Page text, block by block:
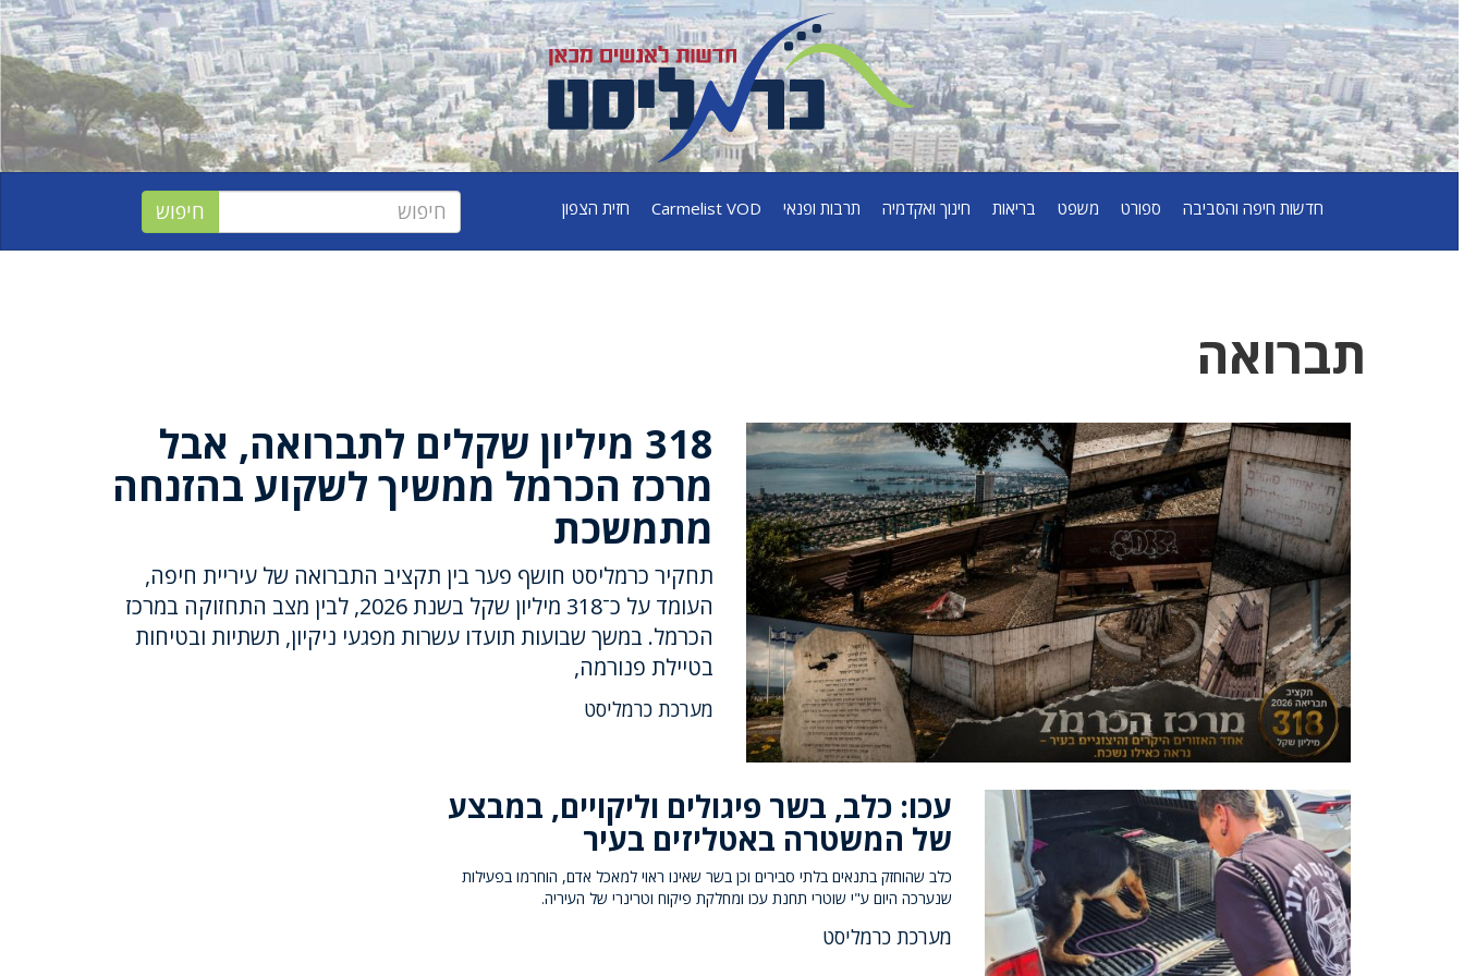
חדשות חיפה והסביבה ספורט משפט בריאות חינוך ואקדמיה תרבות ופנאי Carmelist VOD חזית הצפון
תברואה
318 מיליון שקלים לתברואה, אבל
מרכז הכרמל ממשיך לשקוע בהזנחה
מתמשכת
תחקיר כרמליסט חושף פער בין תקציב התברואה של עיריית חיפה,
העומד על כ־318 מיליון שקל בשנת 2026, לבין מצב התחזוקה במרכז
הכרמל. במשך שבועות תועדו עשרות מפגעי ניקיון, תשתיות ובטיחות
בטיילת פנורמה,
מערכת כרמליסט
עכו: כלב, בשר פיגולים וליקויים, במבצע
של המשטרה באטליזים בעיר
כלב שהוחזק בתנאים בלתי סבירים וכן בשר שאינו ראוי למאכל אדם, הוחרמו בפעילות
שנערכה היום ע"י שוטרי תחנת עכו ומחלקת פיקוח וטרינרי של העיריה.
מערכת כרמליסט